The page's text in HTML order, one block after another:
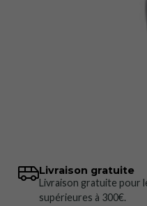
Livraison gratuite
Livraison gratuite pour
supérieures à 300€.